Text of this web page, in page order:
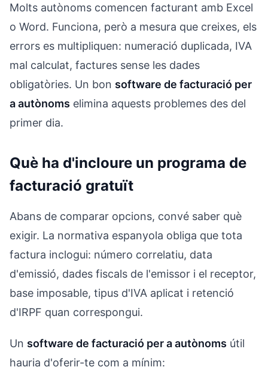
Molts autònoms comencen facturant amb Excel
o Word. Funciona, però a mesura que creixes, els
errors es multipliquen: numeració duplicada, IVA
mal calculat, factures sense les dades
obligatòries. Un bon software de facturació per
a autònoms elimina aquests problemes des del
primer dia.
Què ha d'incloure un programa de
facturació gratuït
Abans de comparar opcions, convé saber què
exigir. La normativa espanyola obliga que tota
factura inclogui: número correlatiu, data
d'emissió, dades fiscals de l'emissor i el receptor,
base imposable, tipus d'IVA aplicat i retenció
d'IRPF quan correspongui.
Un software de facturació per a autònoms útil
hauria d'oferir-te com a mínim: